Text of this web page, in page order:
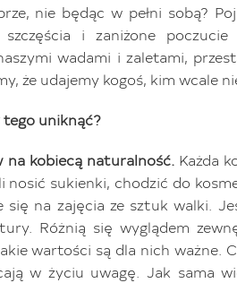
nie będąc w pełni sobą?
szczęścia i zaniżone
wadami i zaletami,
że udajemy kogoś, kim wcale
tego uniknąć?
na kobiecą naturalność.Każda
nosić sukienki, chodzić do
się na zajęcia ze sztuk walki.
Różnią się wyglądem
wartości są dla nich ważne.
w życiu uwagę. Jak sama